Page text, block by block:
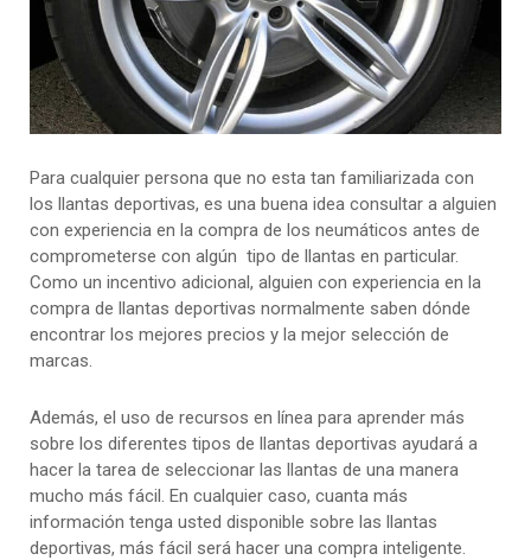
Para cualquier persona que no esta tan familiarizada con
los llantas deportivas, es una buena idea consultar a alguien
con experiencia en la compra de los neumáticos antes de
comprometerse con algún tipo de llantas en particular.
Como un incentivo adicional, alguien con experiencia en la
compra de llantas deportivas normalmente saben dónde
encontrar los mejores precios y la mejor selección de
marcas.
Además, el uso de recursos en línea para aprender más
sobre los diferentes tipos de llantas deportivas ayudará a
hacer la tarea de seleccionar las llantas de una manera
mucho más fácil. En cualquier caso, cuanta más
información tenga usted disponible sobre las llantas
deportivas, más fácil será hacer una compra inteligente.